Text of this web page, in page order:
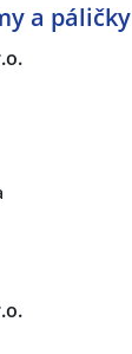
a páličky